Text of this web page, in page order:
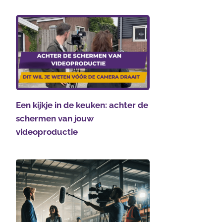
Een kijkje in de keuken: achter de
schermen van jouw
videoproductie